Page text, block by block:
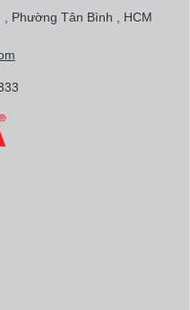
, Phường Tân Bình , HCM